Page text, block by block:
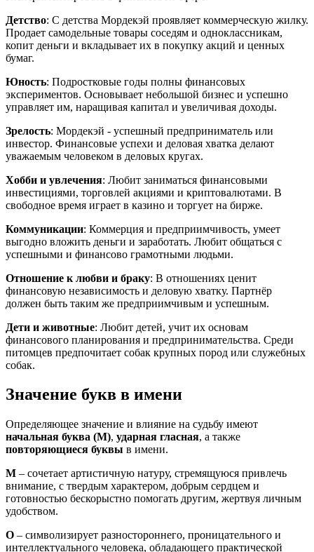
Детство: С детства Мордекэй проявляет коммерческую жилку.
Продает самодельные товары соседям и одноклассникам,
копит деньги и вкладывает их в покупку акций и ценных
бумаг.
Юность: Подростковые годы полны финансовых
экспериментов. Основывает небольшой бизнес и успешно
управляет им, наращивая капитал и увеличивая доходы.
Зрелость: Мордекэй - успешный предприниматель или
инвестор. Финансовые успехи и деловая хватка делают
уважаемым человеком в деловых кругах.
Хобби и увлечения: Любит заниматься финансовыми
инвестициями, торговлей акциями и криптовалютами. В
свободное время играет в казино и торгует на бирже.
Коммуникации: Коммерция и предприимчивость, умеет
выгодно вложить деньги и заработать. Любит общаться с
успешными и финансово грамотными людьми.
Отношение к любви и браку: В отношениях ценит
финансовую независимость и деловую хватку. Партнёр
должен быть таким же предприимчивым и успешным.
Дети и животные: Любит детей, учит их основам
финансового планирования и предпринимательства. Среди
питомцев предпочитает собак крупных пород или служебных
собак.
Значение букв в имени
Определяющее значение и влияние на судьбу имеют
начальная буква (М), ударная гласная, а также
повторяющиеся буквы в имени.
М – сочетает артистичную натуру, стремящуюся привлечь
внимание, с твердым характером, добрым сердцем и
готовностью бескорыстно помогать другим, жертвуя личным
удобством.
О – символизирует разностороннего, проницательного и
интеллектуального человека, обладающего практической